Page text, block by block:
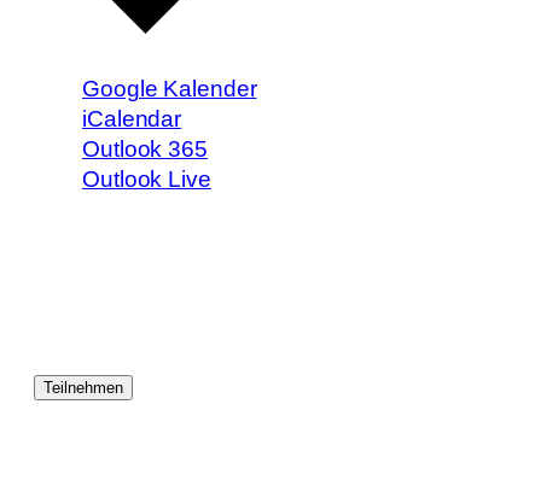
Google Kalender
iCalendar
Outlook 365
Outlook Live
Teilnehmen